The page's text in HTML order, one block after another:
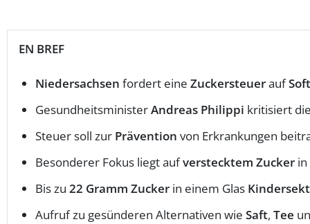
EN BREF
Niedersachsen fordert eine Zuckersteuerauf
GesundheitsministerAndreas Philippi kritisiert
Steuer soll zur Prävention von Erkrankungen
Besonderer Fokus liegt aufverstecktem Zucker
Bis zu 22 Gramm Zucker in einem Glas Kindersekt
Aufruf zu gesünderen Alternativen wie Saft, Tee